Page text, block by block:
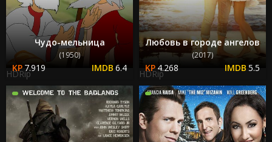
Чудо-мельница
(1950)
7.919 6.4
HDRip
Любовь в городе ангелов
(2017)
4.268 5.5
HDRip